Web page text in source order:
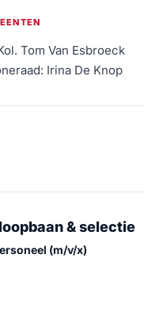
Tom Van Esbroeck
Irina De Knop
& selectie
(m/v/x)